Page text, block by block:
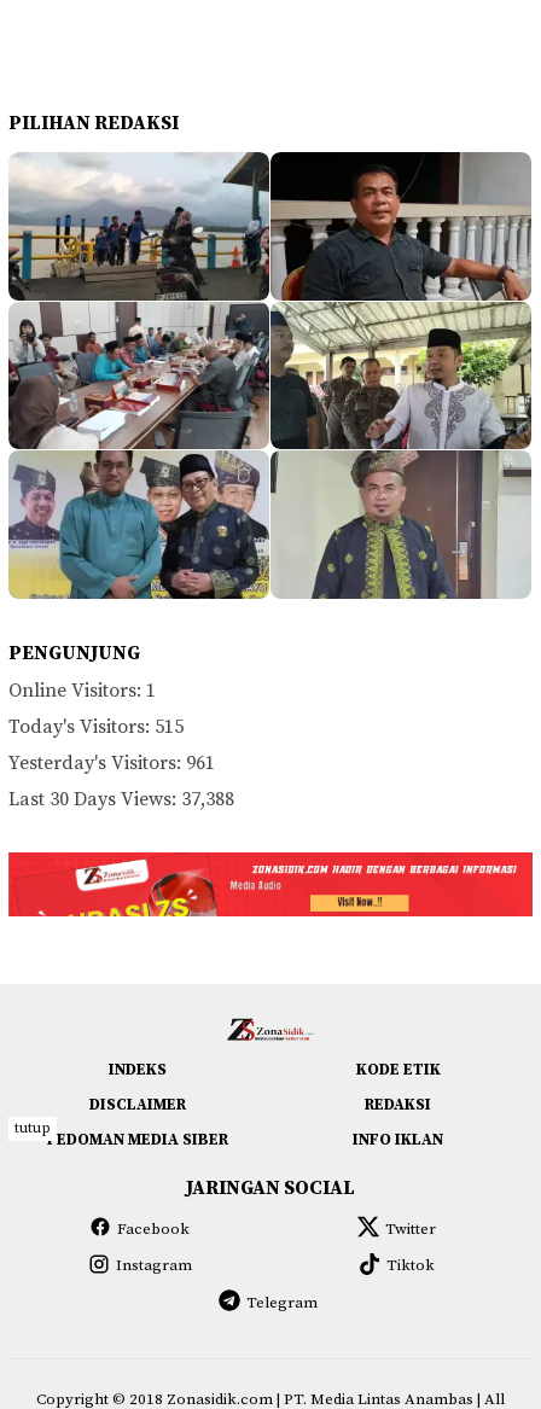
PILIHAN REDAKSI
PENGUNJUNG
Online Visitors: 1
Today's Visitors: 515
Yesterday's Visitors: 961
Last 30 Days Views: 37,388
INDEKS
KODE ETIK
DISCLAIMER
REDAKSI
PEDOMAN MEDIA SIBER
INFO IKLAN
JARINGAN SOCIAL
Facebook
Twitter
Instagram
Tiktok
Telegram
Copyright © 2018 Zonasidik.com| PT. Media Lintas Anambas | All
tutup